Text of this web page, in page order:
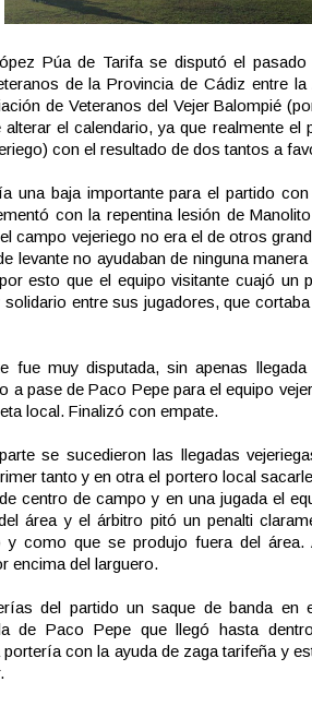
Púa de Tarifa se disputó el
de la Provincia de Cádiz entre
de Veteranos del Vejer Balompié
el calendario, ya que realmente el
con el resultado de dos tantos a
una baja importante para el partido
con la repentina lesión de
campo vejeriego no era el de otros
levante no ayudaban de ninguna
esto que el equipo visitante cuajó un
entre sus jugadores, que
fue muy disputada, sin apenas
a pase de Paco Pepe para el equipo
local. Finalizó con empate.
se sucedieron las llegadas
tanto y en otra el portero local
centro de campo y en una jugada el
área y el árbitro pitó un penalti
y como que se produjo fuera del área.
encima del larguero.
del partido un saque de banda en
de Paco Pepe que llegó hasta
con la ayuda de zaga tarifeña y